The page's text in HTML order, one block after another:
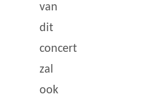
van
dit
concert
zal
ook